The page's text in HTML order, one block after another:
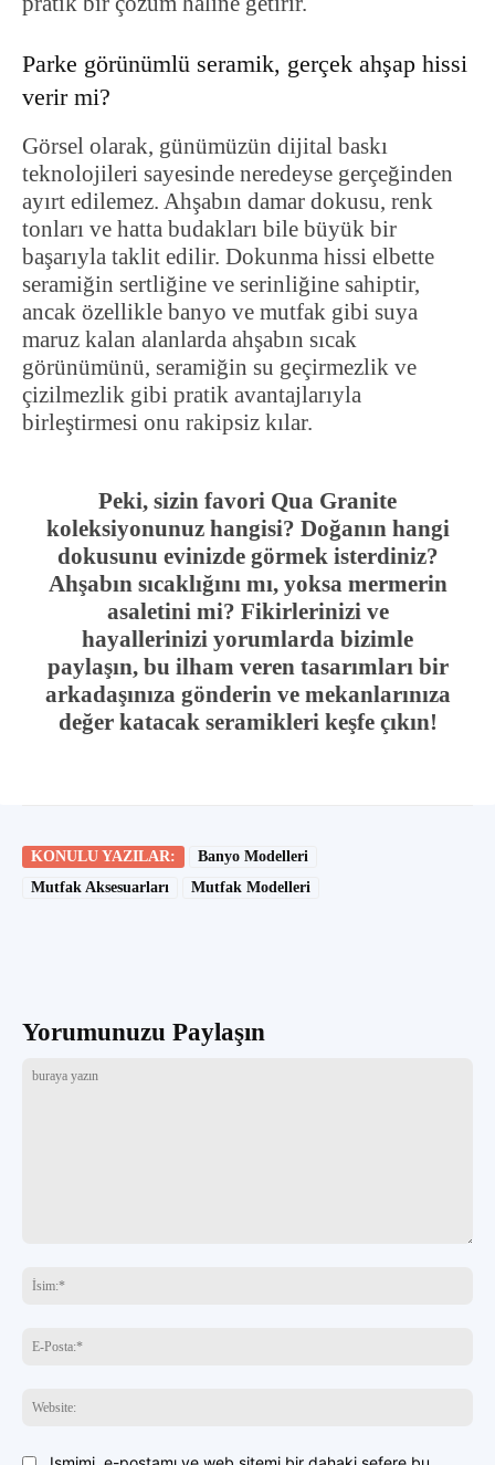
Parke görünümlü seramik, gerçek ahşap hissi
verir mi?
Görsel olarak, günümüzün dijital baskı
teknolojileri sayesinde neredeyse gerçeğinden
ayırt edilemez. Ahşabın damar dokusu, renk
tonları ve hatta budakları bile büyük bir
başarıyla taklit edilir. Dokunma hissi elbette
seramiğin sertliğine ve serinliğine sahiptir,
ancak özellikle banyo ve mutfak gibi suya
maruz kalan alanlarda ahşabın sıcak
görünümünü, seramiğin su geçirmezlik ve
çizilmezlik gibi pratik avantajlarıyla
birleştirmesi onu rakipsiz kılar.
Peki, sizin favori Qua Granite
koleksiyonunuz hangisi? Doğanın hangi
dokusunu evinizde görmek isterdiniz?
Ahşabın sıcaklığını mı, yoksa mermerin
asaletini mi? Fikirlerinizi ve
hayallerinizi yorumlarda bizimle
paylaşın, bu ilham veren tasarımları bir
arkadaşınıza gönderin ve mekanlarınıza
değer katacak seramikleri keşfe çıkın!
KONULU YAZILAR:
Banyo Modelleri
Mutfak Aksesuarları
Mutfak Modelleri
Yorumunuzu Paylaşın
yazın